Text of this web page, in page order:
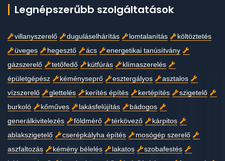
Legnépszerűbb szolgáltatások
villanyszerelő duguláselhárítás lomtalanítás
költöztetés
üveges
hegesztő ács
energetikai tanúsítvány
gázszerelő
tetőfedő kútfúrás
klímaszerelés
épületgépész
kéményseprő esztergályos
asztalos
vízszerelő
glettelés kerítés építés kertépítés
szigetelő
burkoló
kőműves lakásfelújítás
bádogos
generálkivitelezés
földmérő térkövező
kárpitos
ablakszigetelő
cserépkályha építés
mosógép szerelő
aszfaltozás
kémény bélelés lakatos
szobafestés